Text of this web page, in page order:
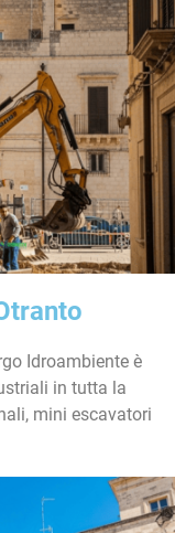
Idroambiente è
in tutta la
mini escavatori